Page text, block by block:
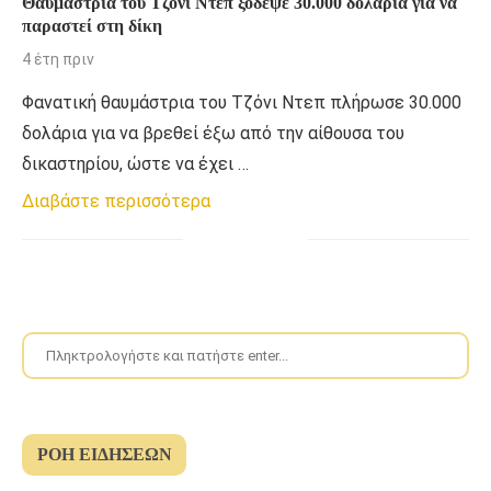
παραστεί στη δίκη
4 έτη πριν
Φανατική θαυμάστρια του Τζόνι Ντεπ πλήρωσε 30.000
δολάρια για να βρεθεί έξω από την αίθουσα του
δικαστηρίου, ώστε να έχει …
Διαβάστε περισσότερα
ΡΟΉ ΕΙΔΉΣΕΩΝ